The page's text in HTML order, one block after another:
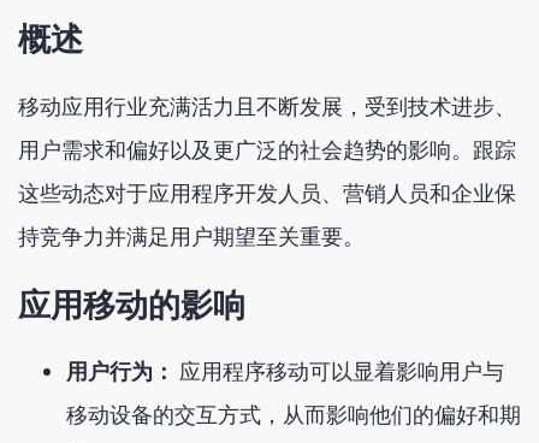
概述
移动应用行业充满活力且不断发展，受到技术进步、
用户需求和偏好以及更广泛的社会趋势的影响。跟踪
这些动态对于应用程序开发人员、营销人员和企业保
持竞争力并满足用户期望至关重要。
应用移动的影响
用户行为： 应用程序移动可以显着影响用户与
移动设备的交互方式，从而影响他们的偏好和期